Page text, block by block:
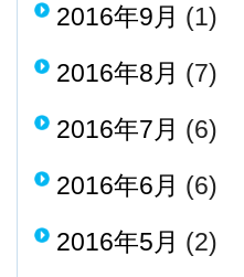
2016年9月 (1)
2016年8月 (7)
2016年7月 (6)
2016年6月 (6)
2016年5月 (2)